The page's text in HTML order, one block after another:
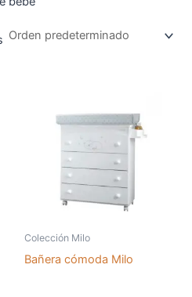
Colección Milo
Bañera cómoda Milo